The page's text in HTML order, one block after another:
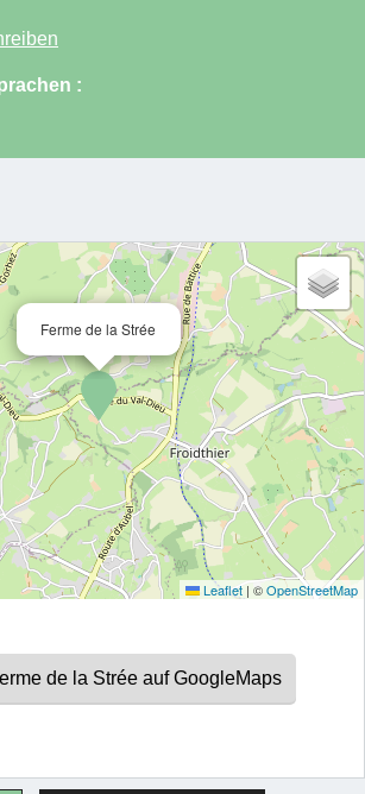
:
Ferme de la Strée
Leaflet | ©OpenStreetMap
de la Strée auf GoogleMaps